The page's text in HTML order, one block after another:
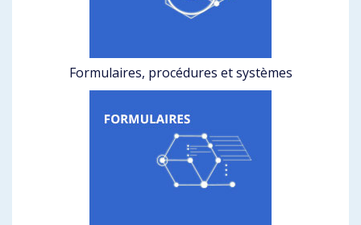
Formulaires, procédures et systèmes